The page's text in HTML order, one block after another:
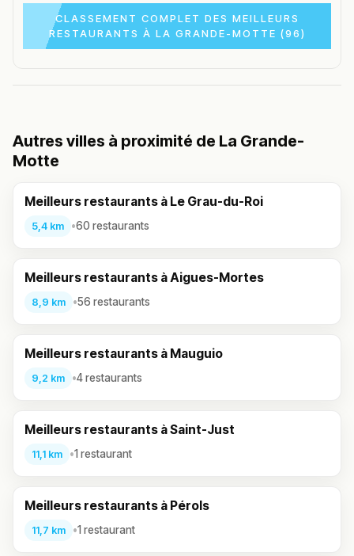
CLASSEMENT COMPLET DES MEILLEURS
RESTAURANTS À LA GRANDE-MOTTE (96)
Autres villes à proximité de La Grande-
Motte
Meilleurs restaurants à Le Grau-du-Roi
5,4 km •60 restaurants
Meilleurs restaurants à Aigues-Mortes
8,9 km •56 restaurants
Meilleurs restaurants à Mauguio
9,2 km •4 restaurants
Meilleurs restaurants à Saint-Just
11,1 km •1 restaurant
Meilleurs restaurants à Pérols
11,7 km •1 restaurant